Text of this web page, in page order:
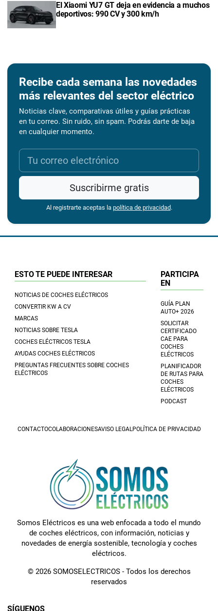
El Xiaomi YU7 GT deja en evidencia a muchos
deportivos: 990 CV y 300 km/h
Recibe cada semana las novedades
más relevantes del sector eléctrico
Noticias clave, comparativas útiles y guías prácticas
en tu correo. Sin ruido, sin spam. Podrás darte de baja
en cualquier momento.
Suscribirme gratis
Al registrarte aceptas la política de privacidad.
ESTO TE PUEDE INTERESAR
NOTICIAS DE COCHES ELÉCTRICOS
CONVERTIR KW A CV
MARCAS
NOTICIAS SOBRE TESLA
COCHES ELÉCTRICOS TESLA
AYUDAS COCHES ELÉCTRICOS
PREGUNTAS FRECUENTES SOBRE COCHES
ELÉCTRICOS
PARTICIPA
EN
GUÍA PLAN
AUTO+ 2026
SOLICITAR
CERTIFICADO
CAE PARA
COCHES
ELÉCTRICOS
PLANIFICADOR
DE RUTAS PARA
COCHES
ELÉCTRICOS
PODCAST
CONTACTOCOLABORACIONESAVISO LEGALPOLÍTICA DE PRIVACIDAD
Somos Eléctricos es una web enfocada a todo el mundo
de coches eléctricos, con información, noticias y
novedades de energía sostenible, tecnología y coches
eléctricos.
© 2026 SOMOSELECTRICOS - Todos los derechos
reservados
SÍGUENOS